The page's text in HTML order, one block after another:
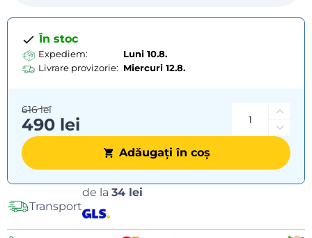
În stoc
Expediem:
Luni 10.8.
Livrare provizorie: Miercuri 12.8.
490 lei
616 lei
Adăugați în coș
Transport
de la 34 lei